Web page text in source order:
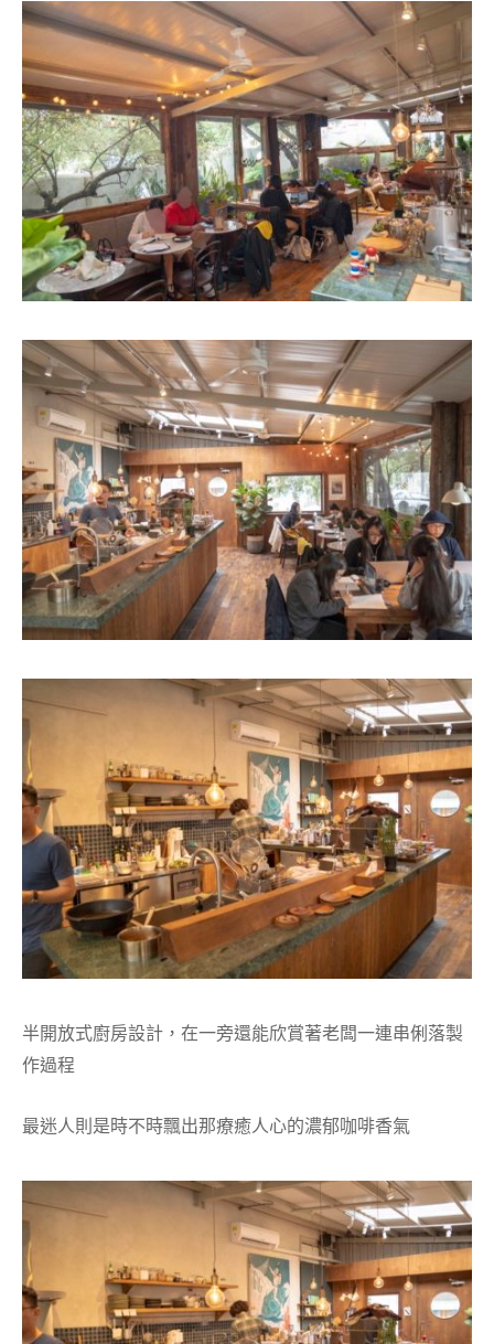
半開放式廚房設計，在一旁還能欣賞著老闆一連串俐落製
作過程
最迷人則是時不時飄出那療癒人心的濃郁咖啡香氣